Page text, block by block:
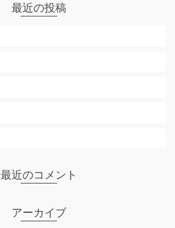
最近の投稿
最近のコメント
アーカイブ